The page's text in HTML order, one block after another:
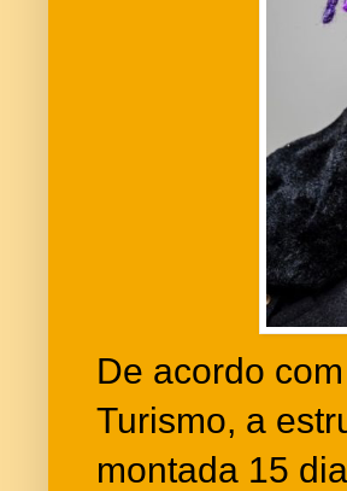
De acordo
Turismo, a
montada 15